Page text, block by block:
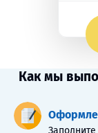
Как мы